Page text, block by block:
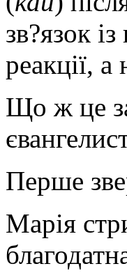
зв?язок
реакції,
Що ж це за
Перше
Марія